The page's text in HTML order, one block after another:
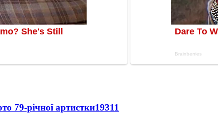
79-річної артистки19311